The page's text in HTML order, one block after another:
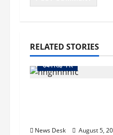
RELATED STORIES
उधम सिंह नगर
News Desk August 5,